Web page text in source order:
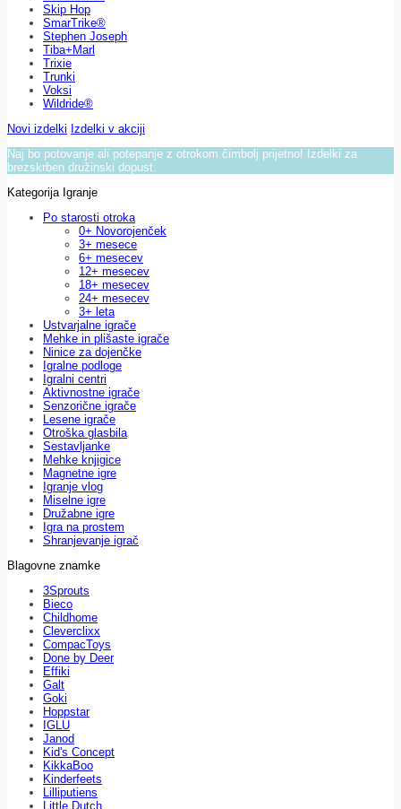
Skip Hop
SmarTrike®
Stephen Joseph
Tiba+Marl
Trixie
Trunki
Voksi
Wildride®
Novi izdelki Izdelki v akciji
Naj bo potovanje ali potepanje z otrokom čimbolj prijetno! Izdelki za
brezskrben družinski dopust.
Kategorija Igranje
Po starosti otroka
0+ Novorojenček
3+ mesece
6+ mesecev
12+ mesecev
18+ mesecev
24+ mesecev
3+ leta
Ustvarjalne igrače
Mehke in plišaste igrače
Ninice za dojenčke
Igralne podloge
Igralni centri
Aktivnostne igrače
Senzorične igrače
Lesene igrače
Otroška glasbila
Sestavljanke
Mehke knjigice
Magnetne igre
Igranje vlog
Miselne igre
Družabne igre
Igra na prostem
Shranjevanje igrač
Blagovne znamke
3Sprouts
Bieco
Childhome
Cleverclixx
CompacToys
Done by Deer
Effiki
Galt
Goki
Hoppstar
IGLU
Janod
Kid's Concept
KikkaBoo
Kinderfeets
Lilliputiens
Little Dutch